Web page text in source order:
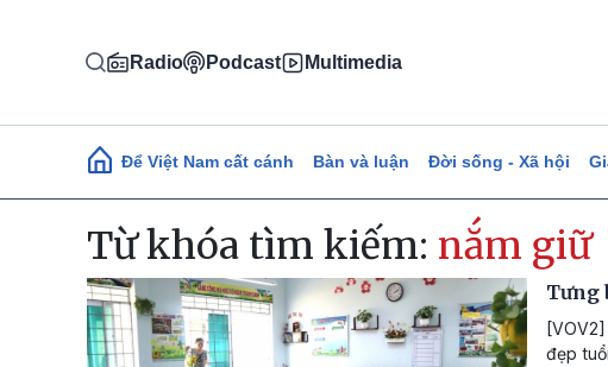
Radio Podcast Multimedia
Main navigation
Để Việt Nam cất cánh Bàn và luận Đời sống - Xã hội
Từ khóa tìm kiếm: nắm giữ
Tưng
đẹp